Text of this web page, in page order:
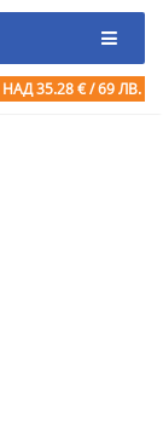
НАД 35.28 € / 69 ЛВ.